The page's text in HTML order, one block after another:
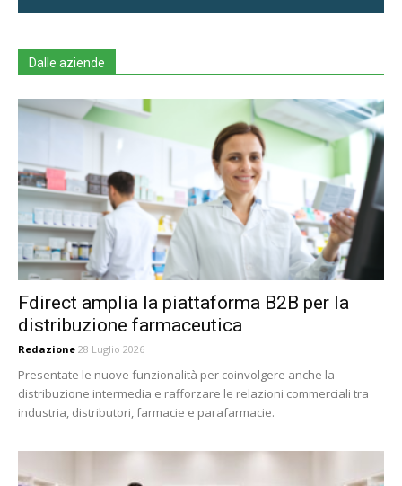
Dalle aziende
Fdirect amplia la piattaforma B2B per la
distribuzione farmaceutica
Redazione 28 Luglio 2026
Presentate le nuove funzionalità per coinvolgere anche la
distribuzione intermedia e rafforzare le relazioni commerciali tra
industria, distributori, farmacie e parafarmacie.